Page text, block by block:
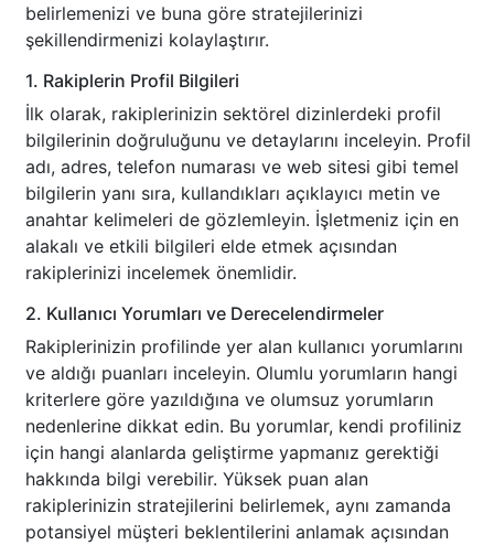
belirlemenizi ve buna göre stratejilerinizi
şekillendirmenizi kolaylaştırır.
1. Rakiplerin Profil Bilgileri
İlk olarak, rakiplerinizin sektörel dizinlerdeki profil
bilgilerinin doğruluğunu ve detaylarını inceleyin. Profil
adı, adres, telefon numarası ve web sitesi gibi temel
bilgilerin yanı sıra, kullandıkları açıklayıcı metin ve
anahtar kelimeleri de gözlemleyin. İşletmeniz için en
alakalı ve etkili bilgileri elde etmek açısından
rakiplerinizi incelemek önemlidir.
2. Kullanıcı Yorumları ve Derecelendirmeler
Rakiplerinizin profilinde yer alan kullanıcı yorumlarını
ve aldığı puanları inceleyin. Olumlu yorumların hangi
kriterlere göre yazıldığına ve olumsuz yorumların
nedenlerine dikkat edin. Bu yorumlar, kendi profiliniz
için hangi alanlarda geliştirme yapmanız gerektiği
hakkında bilgi verebilir. Yüksek puan alan
rakiplerinizin stratejilerini belirlemek, aynı zamanda
potansiyel müşteri beklentilerini anlamak açısından